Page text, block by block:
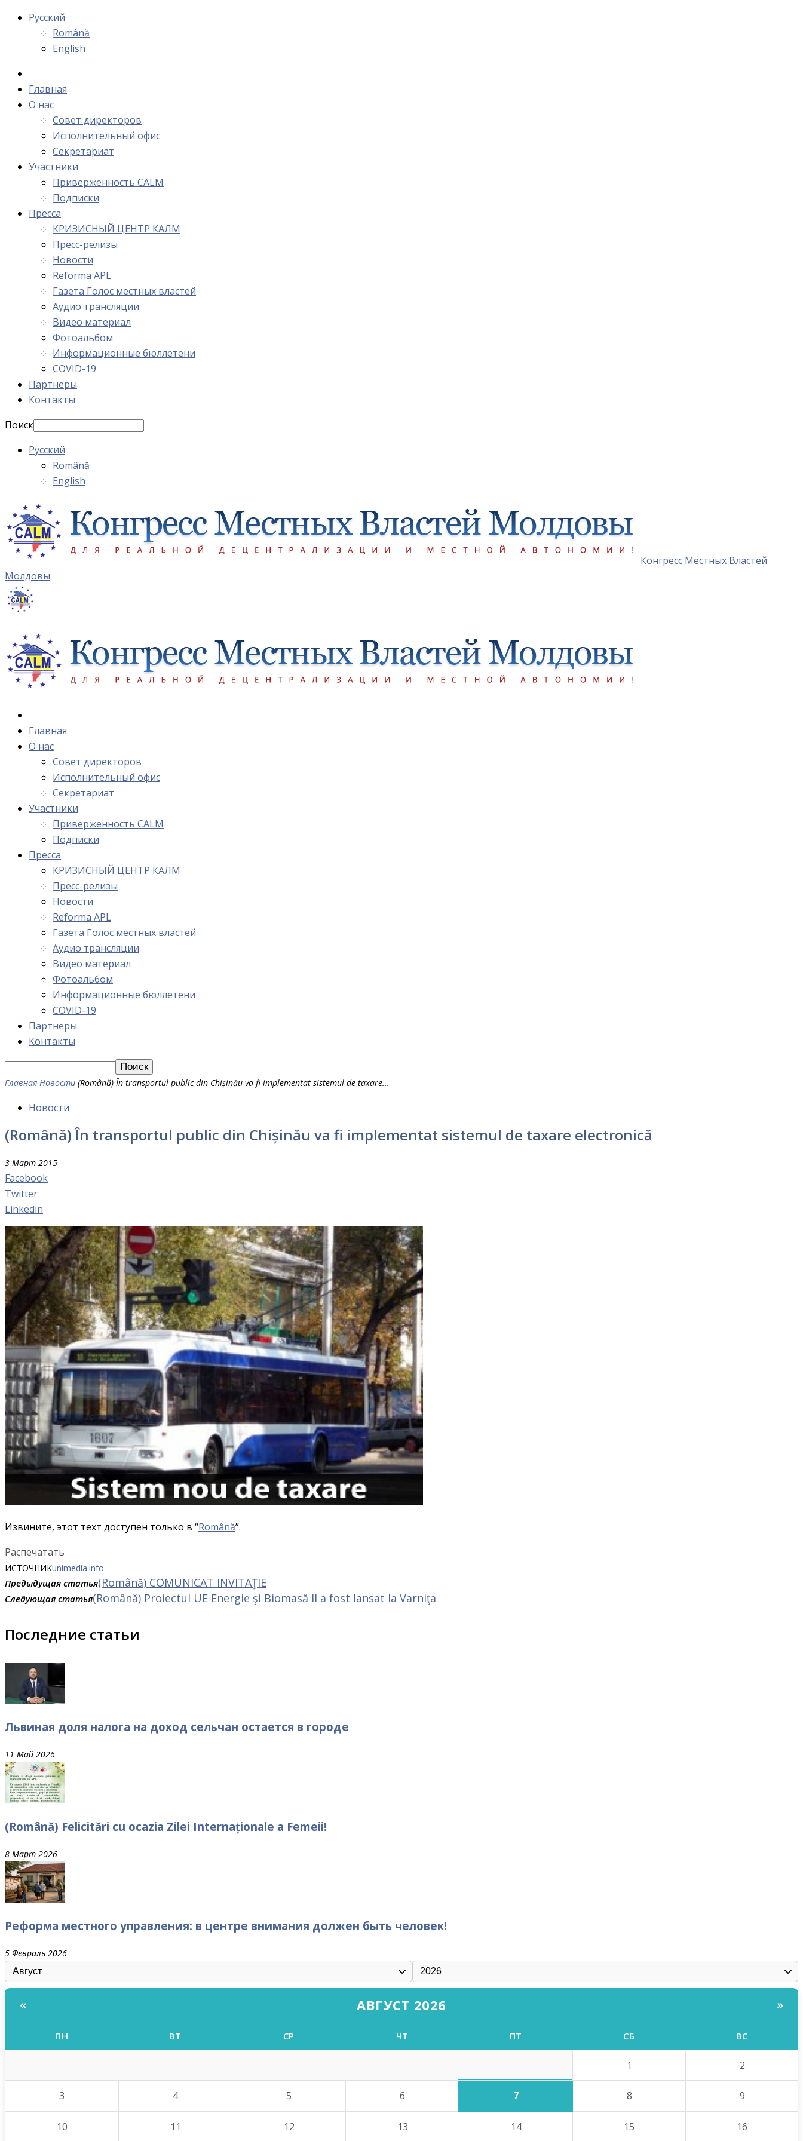
Русский
Română
English
Главная
О нас
Cовет директоров
Исполнительный офис
Cекретариат
Участники
Приверженность CALM
Подписки
Пресса
КРИЗИСНЫЙ ЦЕНТР КАЛМ
Пресс-релизы
Новости
Reforma APL
Газета Голос местных властей
Аудио трансляции
Видео материал
Фотоальбом
Информационные бюллетени
COVID-19
Партнеры
Контакты
Поиск
Русский
Română
English
Конгресс Местных Властей
Молдовы
Главная
О нас
Cовет директоров
Исполнительный офис
Cекретариат
Участники
Приверженность CALM
Подписки
Пресса
КРИЗИСНЫЙ ЦЕНТР КАЛМ
Пресс-релизы
Новости
Reforma APL
Газета Голос местных властей
Аудио трансляции
Видео материал
Фотоальбом
Информационные бюллетени
COVID-19
Партнеры
Контакты
Главная Новости (Română) În transportul public din Chișinău va fi implementat sistemul de taxare...
Новости
(Română) În transportul public din Chișinău va fi implementat sistemul de taxare electronică
3 Март 2015
Facebook
Twitter
Linkedin
Извините, этот техт доступен только в “Română”.
Распечатать
ИСТОЧНИКunimedia.info
Предыдущая статья(Română) COMUNICAT INVITAŢIE
Следующая статья(Română) Proiectul UE Energie şi Biomasă II a fost lansat la Varniţa
Последние статьи
Львиная доля налога на доход сельчан остается в городе
11 Май 2026
(Română) Felicitări cu ocazia Zilei Internaționale a Femeii!
8 Март 2026
Реформа местного управления: в центре внимания должен быть человек!
5 Февраль 2026
« АВГУСТ 2026 »
ПН ВТ СР ЧТ ПТ СБ ВС
1 2
3 4 5 6 7 8 9
10 11 12 13 14 15 16